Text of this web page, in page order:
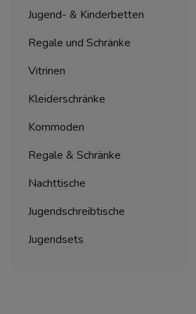
Jugend- & Kinderbetten
Regale und Schränke
Vitrinen
Kleiderschränke
Kommoden
Regale & Schränke
Nachttische
Jugendschreibtische
Jugendsets